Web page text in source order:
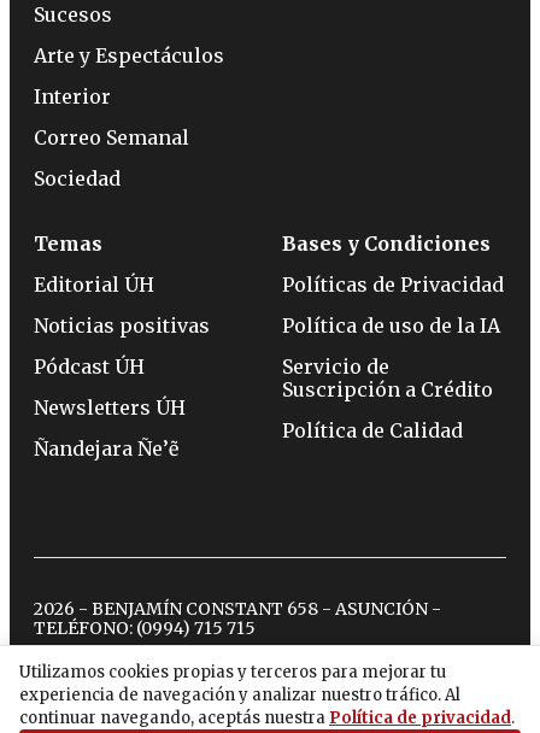
Utilizamos cookies propias y terceros para mejorar tu
experiencia de navegación y analizar nuestro tráfico. Al
continuar navegando, aceptás nuestra Política de privacidad.
Sucesos
Arte y Espectáculos
Interior
Correo Semanal
Sociedad
Temas
Editorial ÚH
Noticias positivas
Pódcast ÚH
Newsletters ÚH
Ñandejara Ñe’ẽ
Bases y Condiciones
Políticas de Privacidad
Política de uso de la IA
Servicio de
Suscripción a Crédito
Política de Calidad
2026 - BENJAMÍN CONSTANT 658 - ASUNCIÓN -
TELÉFONO: (0994) 715 715
twitterinstagram
facebook
tiktokyoutubespotify